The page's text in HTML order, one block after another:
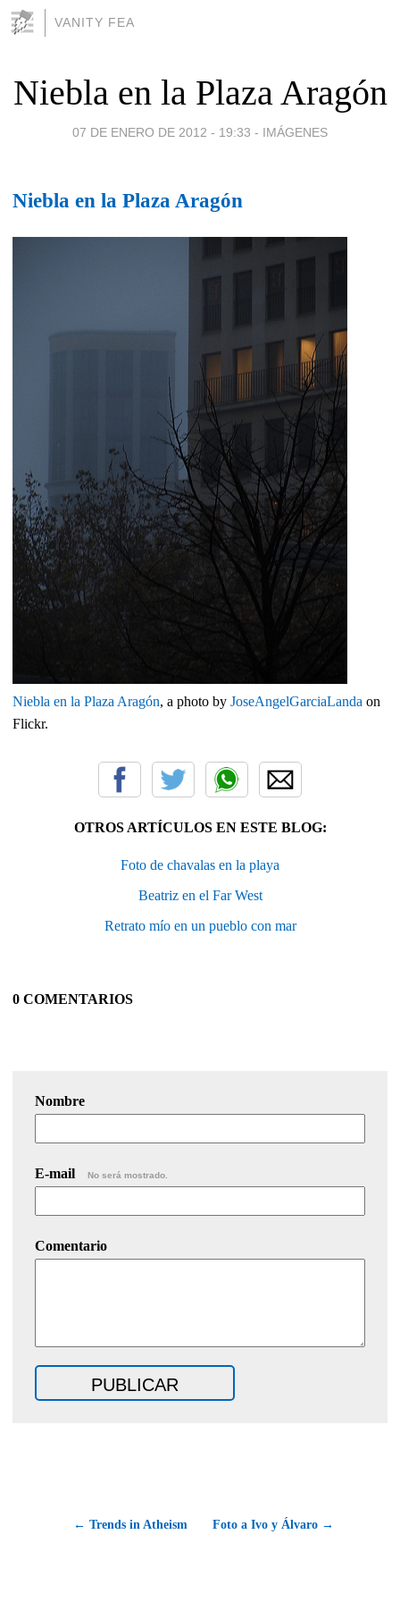
VANITY FEA
Niebla en la Plaza Aragón
07 DE ENERO DE 2012 - 19:33 - IMÁGENES
Niebla en la Plaza Aragón
Niebla en la Plaza Aragón, a photo by JoseAngelGarciaLanda on
Flickr.
OTROS ARTÍCULOS EN ESTE BLOG:
Foto de chavalas en la playa
Beatriz en el Far West
Retrato mío en un pueblo con mar
0 COMENTARIOS
Nombre
E-mail No será mostrado.
Comentario
← Trends in Atheism Foto a Ivo y Álvaro →